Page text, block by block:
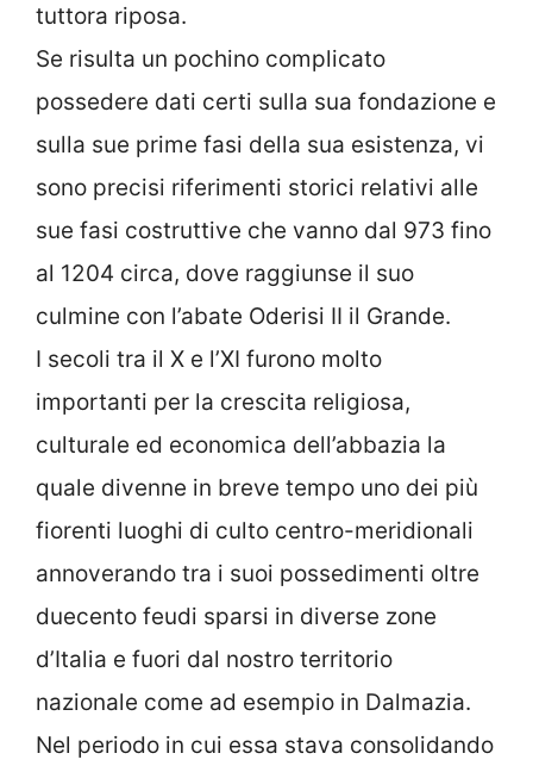
tuttora riposa.
Se risulta un pochino complicato
possedere dati certi sulla sua fondazione e
sulla sue prime fasi della sua esistenza, vi
sono precisi riferimenti storici relativi alle
sue fasi costruttive che vanno dal 973 fino
al 1204 circa, dove raggiunse il suo
culmine con l’abate Oderisi II il Grande.
I secoli tra il X e l’XI furono molto
importanti per la crescita religiosa,
culturale ed economica dell’abbazia la
quale divenne in breve tempo uno dei più
fiorenti luoghi di culto centro-meridionali
annoverando tra i suoi possedimenti oltre
duecento feudi sparsi in diverse zone
d’Italia e fuori dal nostro territorio
nazionale come ad esempio in Dalmazia.
Nel periodo in cui essa stava consolidando